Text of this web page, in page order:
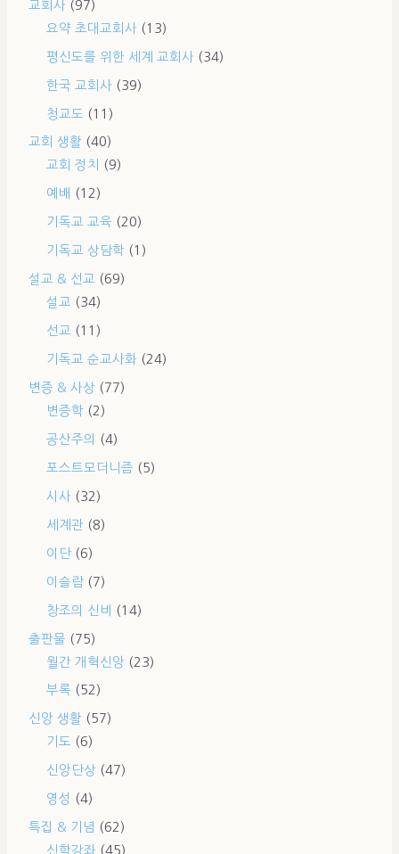
교회사 (97)
요약 초대교회사 (13)
평신도를 위한 세계 교회사 (34)
한국 교회사 (39)
청교도 (11)
교회 생활 (40)
교회 정치
(9)
예배 (12)
기독교 교육 (20)
기독교 상담학 (1)
설교 & 선교 (69)
설교 (34)
선교 (11)
기독교 순교사화 (24)
변증 & 사상 (77)
변증학 (2)
공산주의 (4)
포스트모더니즘 (5)
시사 (32)
세계관 (8)
이단 (6)
이슬람 (7)
창조의 신비 (14)
출판물 (75)
월간 개혁신앙 (23)
부록 (52)
신앙 생활 (57)
기도 (6)
신앙단상 (47)
영성 (4)
특집 & 기념 (62)
신학강좌 (45)